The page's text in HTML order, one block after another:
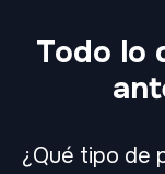
Todo lo
¿Qué tipo de